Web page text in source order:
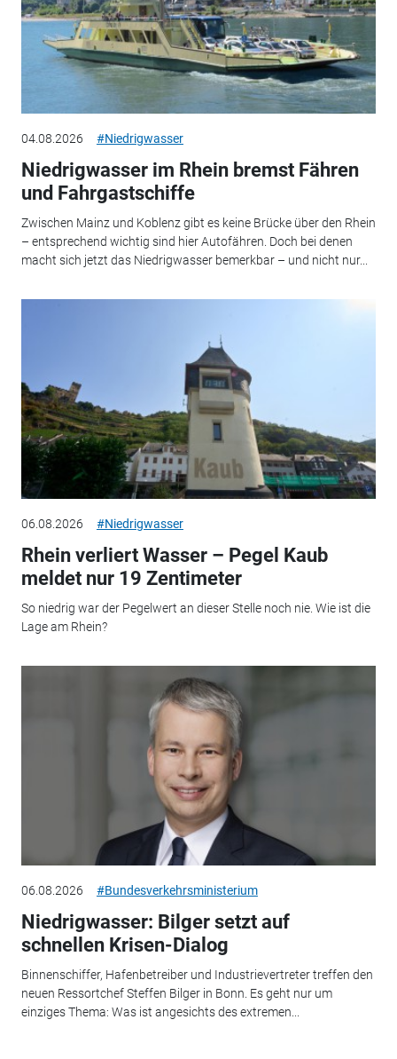
04.08.2026 #Niedrigwasser
Niedrigwasser im Rhein bremst Fähren
und Fahrgastschiffe
Zwischen Mainz und Koblenz gibt es keine Brücke über den Rhein
– entsprechend wichtig sind hier Autofähren. Doch bei denen
macht sich jetzt das Niedrigwasser bemerkbar – und nicht nur...
06.08.2026 #Niedrigwasser
Rhein verliert Wasser – Pegel Kaub
meldet nur 19 Zentimeter
So niedrig war der Pegelwert an dieser Stelle noch nie. Wie ist die
Lage am Rhein?
06.08.2026 #Bundesverkehrsministerium
Niedrigwasser: Bilger setzt auf
schnellen Krisen-Dialog
Binnenschiffer, Hafenbetreiber und Industrievertreter treffen den
neuen Ressortchef Steffen Bilger in Bonn. Es geht nur um
einziges Thema: Was ist angesichts des extremen...